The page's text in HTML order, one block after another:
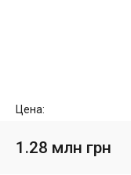
Цена:
1.28 млн грн